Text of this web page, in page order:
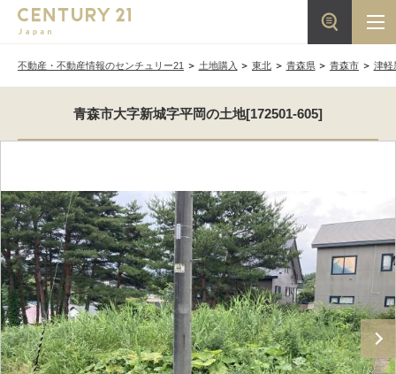
不動産・不動産情報のセンチュリー21 土地購入 東北 青森県 青森市 津軽
青森市大字新城字平岡の土地[172501-605]